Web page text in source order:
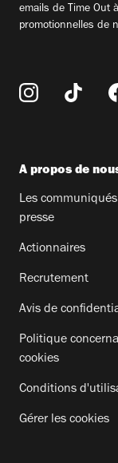
emails de Time Out
promotionnelles de
A propos de
Les
presse
Actionnaires
Recrutement
Avis de
Politique
cookies
Conditions
Gérer les cookies